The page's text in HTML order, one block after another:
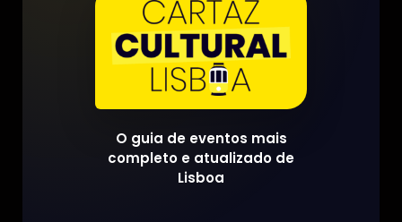
O guia de eventos mais
completo e atualizado de
Lisboa